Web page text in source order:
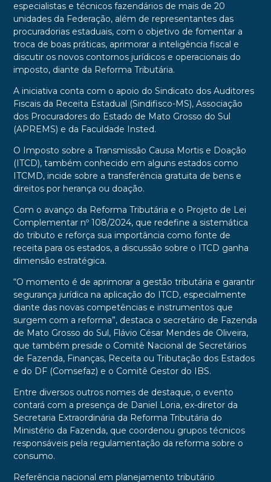
especialistas e técnicos fazendários de mais de 20
unidades da Federação, além de representantes das
procuradorias estaduais, com o objetivo de fomentar a
troca de boas práticas, aprimorar a inteligência fiscal e
discutir os novos contornos jurídicos e operacionais do
imposto, diante da Reforma Tributária.
A iniciativa conta com o apoio do Sindicato dos Auditores
Fiscais da Receita Estadual (Sindifisco-MS), Associação
dos Procuradores do Estado de Mato Grosso do Sul
(APREMS) e da Faculdade Insted.
O Imposto sobre a Transmissão Causa Mortis e Doação
(ITCD), também conhecido em alguns estados como
ITCMD, incide sobre a transferência gratuita de bens e
direitos por herança ou doação.
Com o avanço da Reforma Tributária e o Projeto de Lei
Complementar nº 108/2024, que redefine a sistemática
do tributo e reforça sua importância como fonte de
receita para os estados, a discussão sobre o ITCD ganha
dimensão estratégica.
“O momento é de aprimorar a gestão tributária e garantir
segurança jurídica na aplicação do ITCD, especialmente
diante das novas competências e instrumentos que
surgem com a reforma”, destaca o secretário de Fazenda
de Mato Grosso do Sul, Flávio César Mendes de Oliveira,
que também preside o Comitê Nacional de Secretários
de Fazenda, Finanças, Receita ou Tributação dos Estados
e do DF (Comsefaz) e o Comitê Gestor do IBS.
Entre diversos outros nomes de destaque, o evento
contará com a presença de Daniel Loria, ex-diretor da
Secretaria Extraordinária da Reforma Tributária do
Ministério da Fazenda, que coordenou grupos técnicos
responsáveis pela regulamentação da reforma sobre o
consumo.
Referência nacional em planejamento tributário